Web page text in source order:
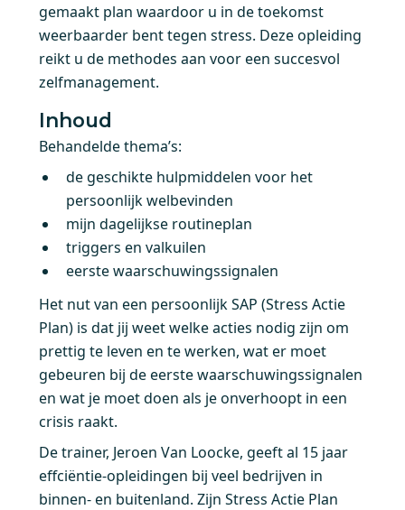
gemaakt plan waardoor u in de toekomst
weerbaarder bent tegen stress. Deze opleiding
reikt u de methodes aan voor een succesvol
zelfmanagement.
Inhoud
Behandelde thema’s:
de geschikte hulpmiddelen voor het
persoonlijk welbevinden
mijn dagelijkse routineplan
triggers en valkuilen
eerste waarschuwingssignalen
Het nut van een persoonlijk SAP (Stress Actie
Plan) is dat jij weet welke acties nodig zijn om
prettig te leven en te werken, wat er moet
gebeuren bij de eerste waarschuwingssignalen
en wat je moet doen als je onverhoopt in een
crisis raakt.
De trainer, Jeroen Van Loocke, geeft al 15 jaar
effciëntie-opleidingen bij veel bedrijven in
binnen- en buitenland. Zijn Stress Actie Plan